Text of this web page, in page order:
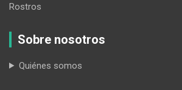
Rostros
Sobre nosotros
Quiénes somos